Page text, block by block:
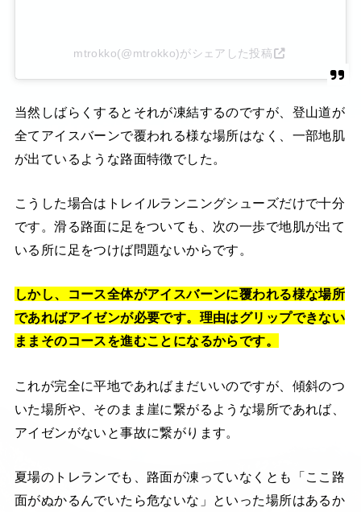
mtrokko(@mtrokko)がシェアした投稿
当然しばらくするとそれが凍結するのですが、登山道が
全てアイスバーンで覆われる様な場所はなく、一部地肌
が出ているような路面特徴でした。
こうした場合はトレイルランニングシューズだけで十分
です。滑る路面に足をついても、次の一歩で地肌が出て
いる所に足をつけば問題ないからです。
しかし、コース全体がアイスバーンに覆われる様な場所
であればアイゼンが必要です。理由はグリップできない
ままそのコースを進むことになるからです。
これが完全に平地であればまだいいのですが、傾斜のつ
いた場所や、そのまま崖に繋がるような場所であれば、
アイゼンがないと事故に繋がります。
夏場のトレランでも、路面が凍っていなくとも「ここ路
面がぬかるんでいたら危ないな」といった場所はあるか